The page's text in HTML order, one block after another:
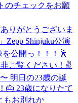
のチェックをお願
りがとうございま
Zepp Shinjuku公演
公開っ！！！🕺
ご覧ください！✌️
明日の23歳の誕
🎂 23歳になりたて
もお別れか